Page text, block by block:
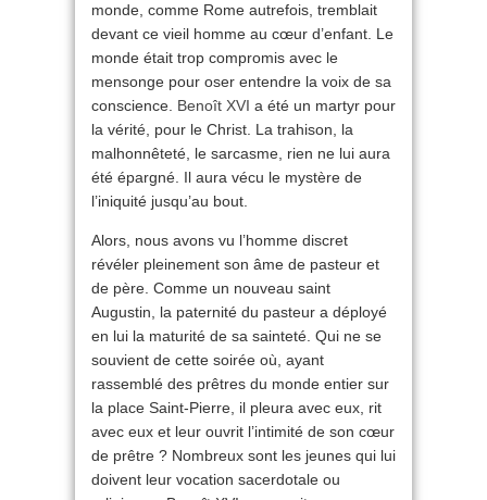
monde, comme Rome autrefois, tremblait
devant ce vieil homme au cœur d’enfant. Le
monde était trop compromis avec le
mensonge pour oser entendre la voix de sa
conscience. Benoît XVI a été un martyr pour
la vérité, pour le Christ. La trahison, la
malhonnêteté, le sarcasme, rien ne lui aura
été épargné. Il aura vécu le mystère de
l’iniquité jusqu’au bout.
Alors, nous avons vu l’homme discret
révéler pleinement son âme de pasteur et
de père. Comme un nouveau saint
Augustin, la paternité du pasteur a déployé
en lui la maturité de sa sainteté. Qui ne se
souvient de cette soirée où, ayant
rassemblé des prêtres du monde entier sur
la place Saint-Pierre, il pleura avec eux, rit
avec eux et leur ouvrit l’intimité de son cœur
de prêtre ? Nombreux sont les jeunes qui lui
doivent leur vocation sacerdotale ou